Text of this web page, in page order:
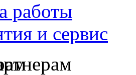
работы
и сервис